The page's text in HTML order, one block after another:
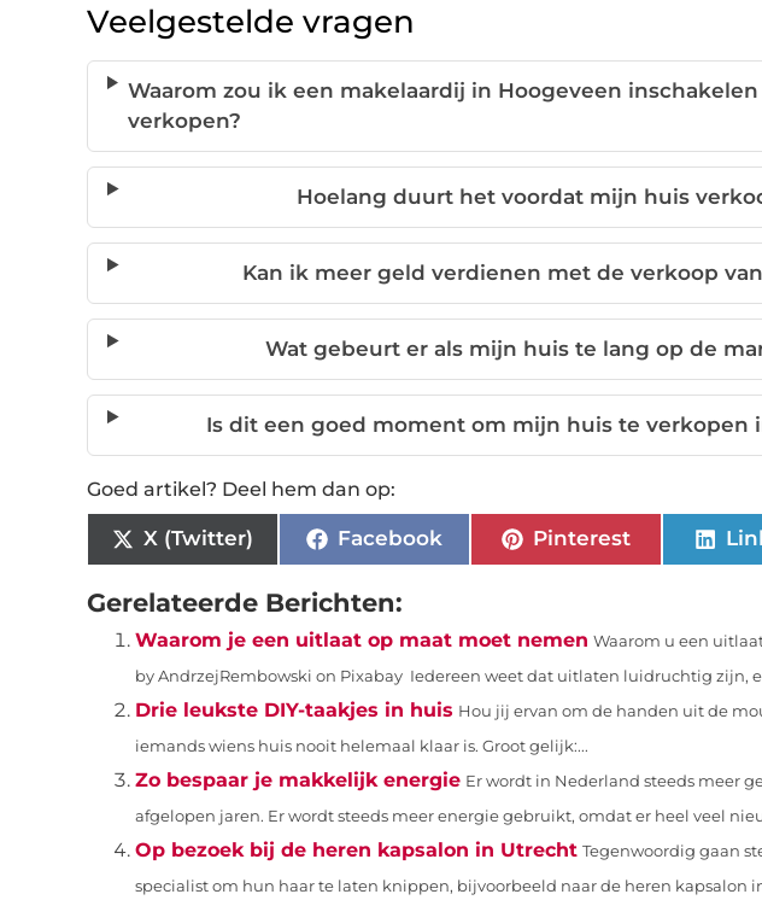
Veelgestelde vragen
Waarom zou ik een makelaardij in Hoogeveen
verkopen?
Hoelang duurt het voordat mijn huis
Kan ik meer geld verdienen met de verkoop
Wat gebeurt er als mijn huis te lang op de
Is dit een goed moment om mijn huis te verkopen
Goed artikel? Deel hem dan op:
X (Twitter) Facebook Pinterest
Gerelateerde Berichten:
Waarom je een uitlaat op maat moet nemen Waarom u een
by AndrzejRembowski on Pixabay ‍ Iedereen weet dat uitlaten luidruchtig zijn,
Drie leukste DIY-taakjes in huis Hou jij ervan om de handen uit de
iemands wiens huis nooit helemaal klaar is. Groot gelijk:...
Zo bespaar je makkelijk energie Er wordt in Nederland steeds meer
afgelopen jaren. Er wordt steeds meer energie gebruikt, omdat er heel veel
Op bezoek bij de heren kapsalon in Utrecht Tegenwoordig gaan
specialist om hun haar te laten knippen, bijvoorbeeld naar de heren kapsalon